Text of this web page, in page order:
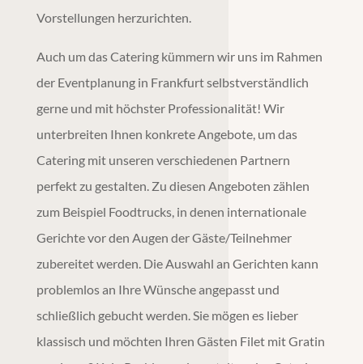
Vorstellungen herzurichten.
Auch um das Catering kümmern wir uns im Rahmen
der Eventplanungin Frankfurtselbstverständlich
gerne und mit höchster Professionalität! Wir
unterbreiten Ihnen konkrete Angebote, um das
Catering mit unseren verschiedenen Partnern
perfekt zu gestalten. Zu diesen Angeboten zählen
zum Beispiel Foodtrucks, in denen internationale
Gerichte vor den Augen der Gäste/Teilnehmer
zubereitet werden. Die Auswahl an Gerichten kann
problemlos an Ihre Wünsche angepasst und
schließlich gebucht werden. Sie mögen es lieber
klassisch und möchten Ihren Gästen Filet mit Gratin